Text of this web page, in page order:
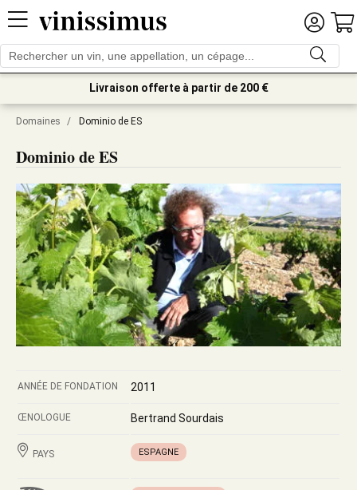
Livraison offerte à partir de 200 €
Domaines / Dominio de ES
Dominio de ES
ANNÉE DE FONDATION 2011
ŒNOLOGUE Bertrand Sourdais
PAYS ESPAGNE